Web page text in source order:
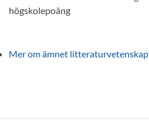
högskolepoäng
Mer om ämnet litteraturvetenskap